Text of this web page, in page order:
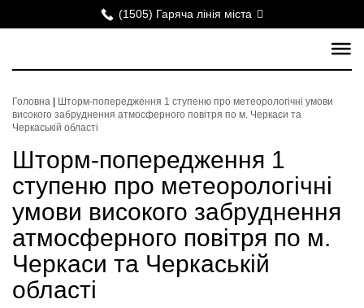
(1505) Гаряча лінія міста
Головна
Шторм-попередження 1 ступеню про метеорологічні умови
високого забруднення атмосферного повітря по м. Черкаси та
Черкаській області
Шторм-попередження 1
ступеню про метеорологічні
умови високого забруднення
атмосферного повітря по м.
Черкаси та Черкаській
області